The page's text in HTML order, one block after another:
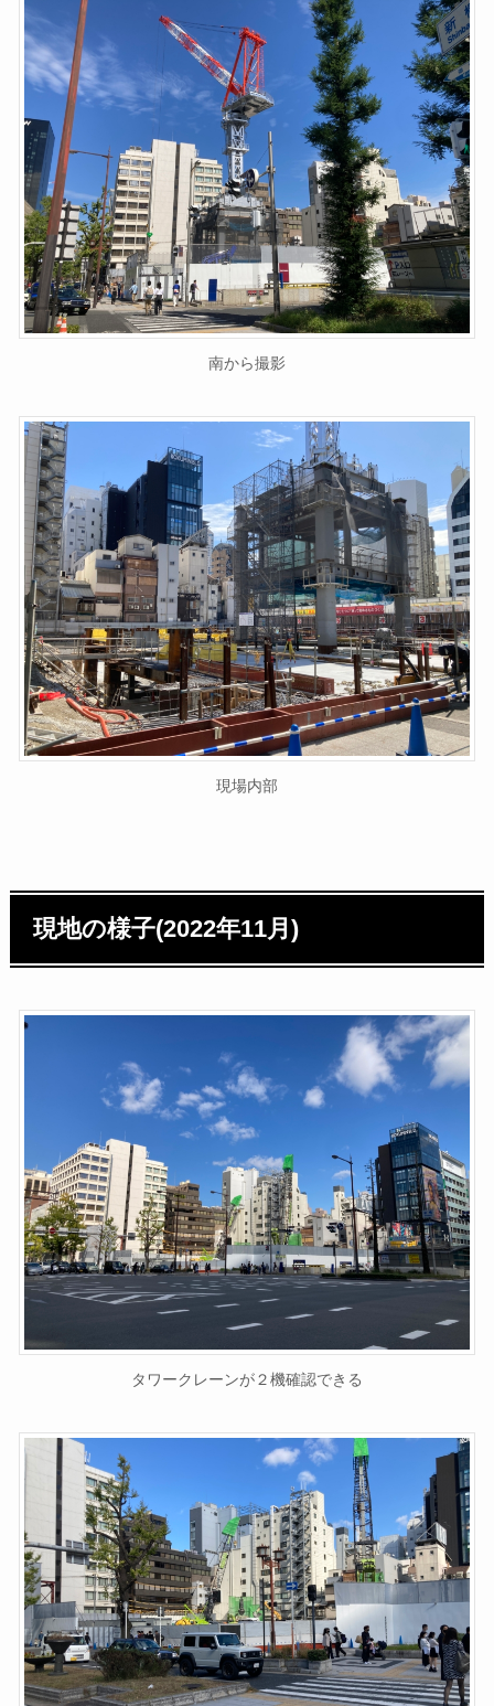
南から撮影
現場内部
現地の様子(2022年11月)
タワークレーンが２機確認できる